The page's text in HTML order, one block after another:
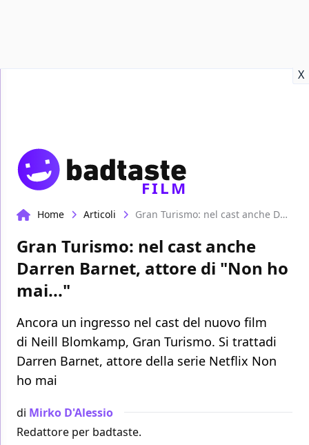
X
FILM
Home Articoli Gran Turismo: nel cast anche Darren Barnet, attore di "Non ho mai..."
Gran Turismo: nel cast anche
Darren Barnet, attore di "Non ho
mai..."
Ancora un ingresso nel cast del nuovo film
di Neill Blomkamp, Gran Turismo. Si trattadi
Darren Barnet, attore della serie Netflix Non
ho mai
di Mirko D'Alessio
Redattore per badtaste.